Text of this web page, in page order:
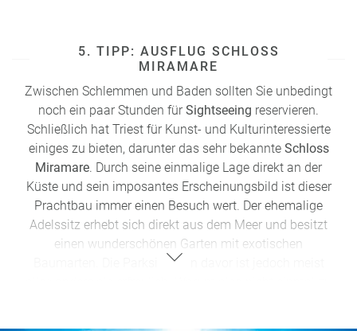
5. TIPP: AUSFLUG SCHLOSS
MIRAMARE
Zwischen Schlemmen und Baden sollten Sie unbedingt
noch ein paar Stunden für Sightseeing reservieren.
Schließlich hat Triest für Kunst- und Kulturinteressierte
einiges zu bieten, darunter das sehr bekannte Schloss
Miramare. Durch seine einmalige Lage direkt an der
Küste und sein imposantes Erscheinungsbild ist dieser
Prachtbau immer einen Besuch wert. Der ehemalige
Adelssitz erhebt sich direkt aus dem Meer und besitzt
einen wunderschönen Garten mit exotischen
Die Parksituation davor ist jedoch meist